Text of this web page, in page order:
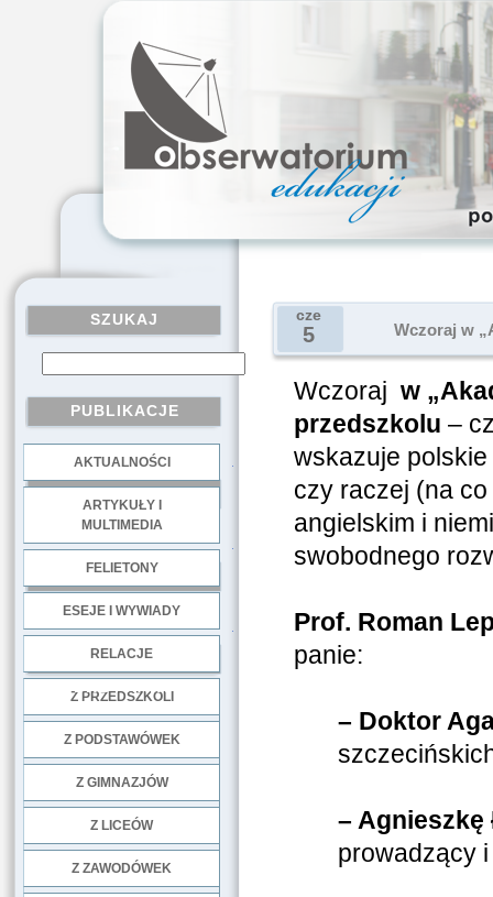
SZUKAJ
PUBLIKACJE
AKTUALNOŚCI
ARTYKUŁY I
MULTIMEDIA
FELIETONY
ESEJE I WYWIADY
RELACJE
Z PRZEDSZKOLI
Z PODSTAWÓWEK
Z GIMNAZJÓW
Z LICEÓW
Z ZAWODÓWEK
cze
5 Wczoraj w
Wczoraj w
przedszkolu –
wskazuje polskie
czy raczej (na
angielskim i
swobodnego
Prof. Roman
panie:
– Doktor
– Agnieszkę
prowadzący